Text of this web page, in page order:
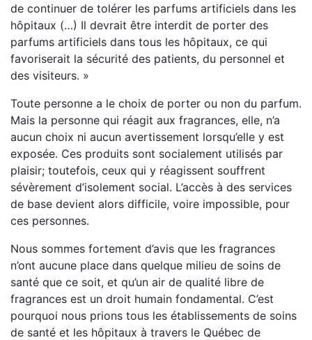
de continuer de tolérer les parfums artificiels dans les
hôpitaux (…) Il devrait être interdit de porter des
parfums artificiels dans tous les hôpitaux, ce qui
favoriserait la sécurité des patients, du personnel et
des visiteurs. »
Toute personne a le choix de porter ou non du parfum.
Mais la personne qui réagit aux fragrances, elle, n’a
aucun choix ni aucun avertissement lorsqu’elle y est
exposée. Ces produits sont socialement utilisés par
plaisir; toutefois, ceux qui y réagissent souffrent
sévèrement d’isolement social. L’accès à des services
de base devient alors difficile, voire impossible, pour
ces personnes.
Nous sommes fortement d’avis que les fragrances
n’ont aucune place dans quelque milieu de soins de
santé que ce soit, et qu’un air de qualité libre de
fragrances est un droit humain fondamental. C’est
pourquoi nous prions tous les établissements de soins
de santé et les hôpitaux à travers le Québec de